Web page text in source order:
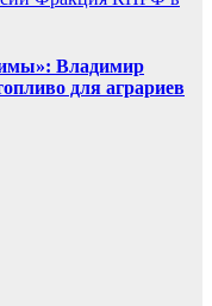
Владимир
для аграриев